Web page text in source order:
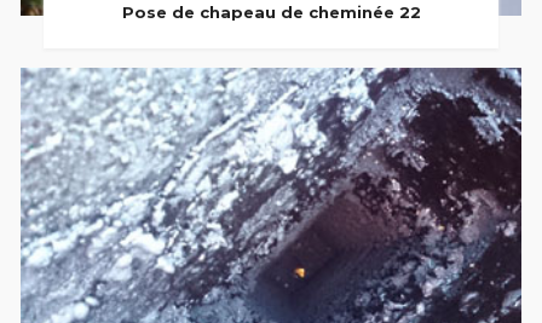
Pose de chapeau de cheminée 22